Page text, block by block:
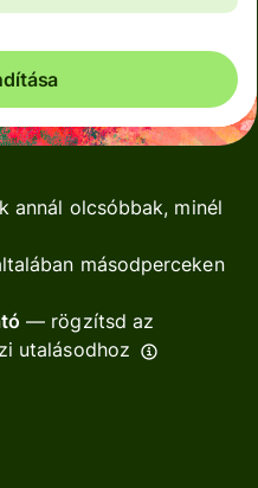
annál olcsóbbak, minél
másodperceken
— rögzítsd az
utalásodhoz